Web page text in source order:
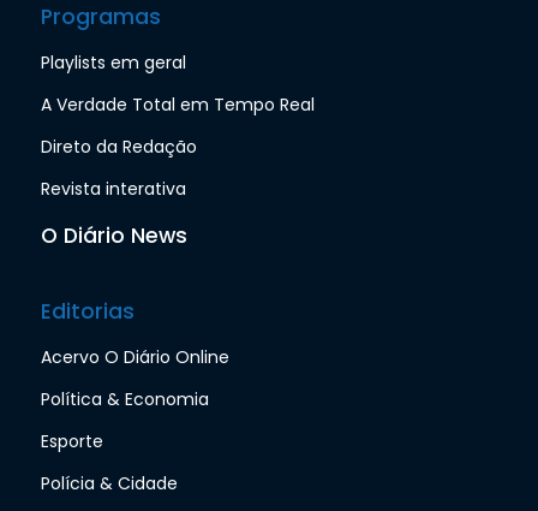
Programas
Playlists em geral
A Verdade Total em Tempo Real
Direto da Redação
Revista interativa
O Diário News
Editorias
Acervo O Diário Online
Política & Economia
Esporte
Polícia & Cidade